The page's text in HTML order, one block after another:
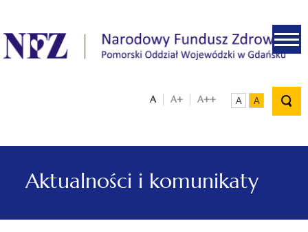
.
A A+ A++ A A
Aktualności i komunikaty